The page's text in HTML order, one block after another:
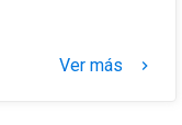
Ver más keyboard_arrow_right